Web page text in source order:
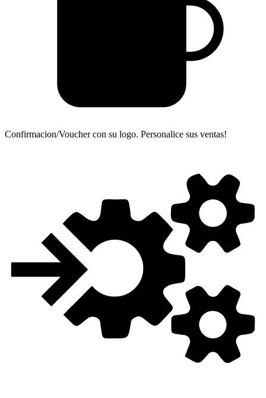
Confirmacion/Voucher con su logo. Personalice sus ventas!